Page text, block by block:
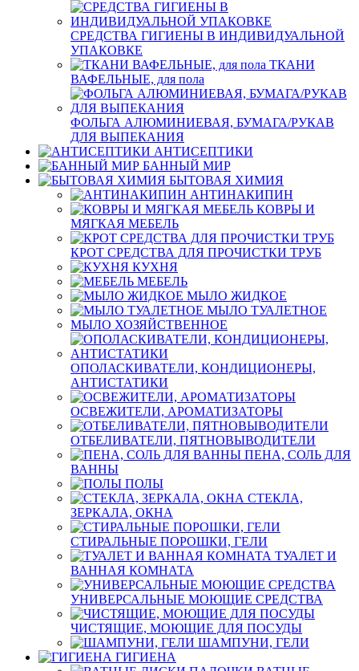
СРЕДСТВА ГИГИЕНЫ В ИНДИВИДУАЛЬНОЙ
УПАКОВКЕ
ТКАНИ
ВАФЕЛЬНЫЕ, для пола
ФОЛЬГА АЛЮМИНИЕВАЯ, БУМАГА/РУКАВ
ДЛЯ ВЫПЕКАНИЯ
АНТИСЕПТИКИ
БАННЫЙ МИР
БЫТОВАЯ ХИМИЯ
АНТИНАКИПИН
КОВРЫ И
МЯГКАЯ МЕБЕЛЬ
КРОТ СРЕДСТВА ДЛЯ ПРОЧИСТКИ ТРУБ
КУХНЯ
МЕБЕЛЬ
МЫЛО ЖИДКОЕ
МЫЛО ТУАЛЕТНОЕ
МЫЛО ХОЗЯЙСТВЕННОЕ
ОПОЛАСКИВАТЕЛИ, КОНДИЦИОНЕРЫ,
АНТИСТАТИКИ
ОСВЕЖИТЕЛИ, АРОМАТИЗАТОРЫ
ОТБЕЛИВАТЕЛИ, ПЯТНОВЫВОДИТЕЛИ
ПЕНА, СОЛЬ ДЛЯ
ВАННЫ
ПОЛЫ
СТЕКЛА,
ЗЕРКАЛА, ОКНА
СТИРАЛЬНЫЕ ПОРОШКИ, ГЕЛИ
ТУАЛЕТ И
ВАННАЯ КОМНАТА
УНИВЕРСАЛЬНЫЕ МОЮЩИЕ СРЕДСТВА
ЧИСТЯЩИЕ, МОЮЩИЕ ДЛЯ ПОСУДЫ
ШАМПУНИ, ГЕЛИ
ГИГИЕНА